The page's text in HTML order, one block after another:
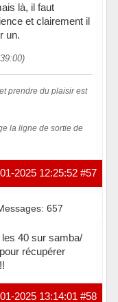
là, il faut
et clairement il
un.
prendre du plaisir est
la ligne de sortie de
#57
2025 12:25:52
657
40 sur samba/
récupérer
#58
2025 13:14:01